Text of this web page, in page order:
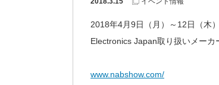
2018年4月9日（月）～12日（木
Electronics Japan取り扱いメーカ
www.nabshow.com/